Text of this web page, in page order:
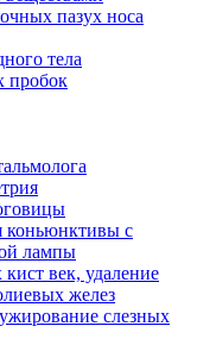
пазух носа
тела
пробок
коньюнктивы с
лампы
век, удаление
желез
слезных